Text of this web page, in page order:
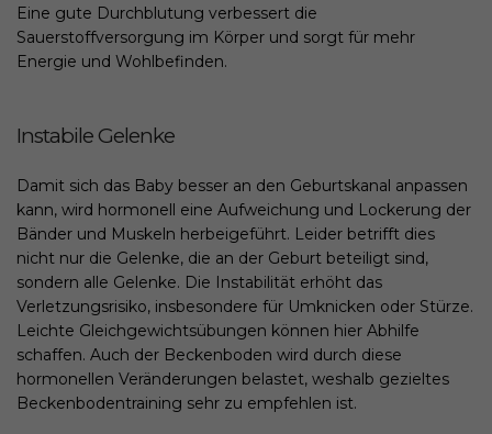
Eine gute Durchblutung verbessert die
Sauerstoffversorgung im Körper und sorgt für mehr
Energie und Wohlbefinden.
Instabile Gelenke
Damit sich das Baby besser an den Geburtskanal anpassen
kann, wird hormonell eine Aufweichung und Lockerung der
Bänder und Muskeln herbeigeführt. Leider betrifft dies
nicht nur die Gelenke, die an der Geburt beteiligt sind,
sondern alle Gelenke. Die Instabilität erhöht das
Verletzungsrisiko, insbesondere für Umknicken oder Stürze.
Leichte Gleichgewichtsübungen können hier Abhilfe
schaffen. Auch der Beckenboden wird durch diese
hormonellen Veränderungen belastet, weshalb gezieltes
Beckenbodentraining sehr zu empfehlen ist.